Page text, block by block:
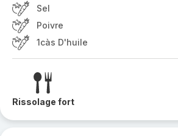
Sel
Poivre
1càs D'huile
Rissolage fort